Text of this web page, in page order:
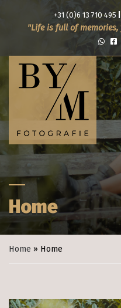
+31 (0)6 13 710 495
Life is full of
Home
Home » Home